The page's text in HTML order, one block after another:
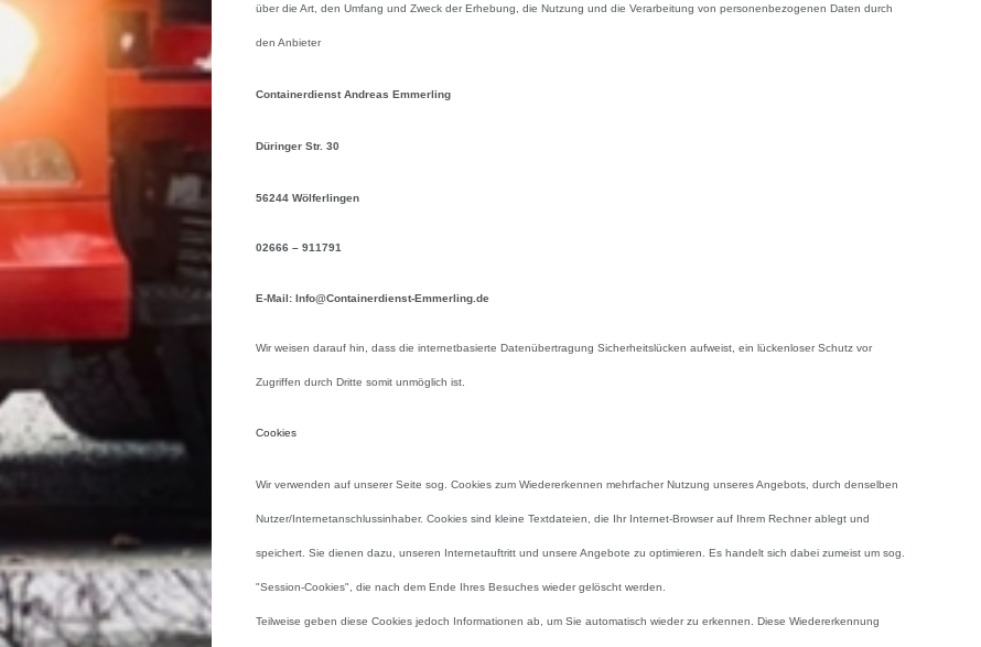
über die Art, den Umfang und Zweck der Erhebung, die Nutzung und die Verarbeitung von personenbezogenen Daten durch
den Anbieter
Containerdienst Andreas Emmerling
Düringer Str. 30
56244 Wölferlingen
02666 – 911791
E-Mail: Info@Containerdienst-Emmerling.de
Wir weisen darauf hin, dass die internetbasierte Datenübertragung Sicherheitslücken aufweist, ein lückenloser Schutz vor
Zugriffen durch Dritte somit unmöglich ist.
Cookies
Wir verwenden auf unserer Seite sog. Cookies zum Wiedererkennen mehrfacher Nutzung unseres Angebots, durch denselben
Nutzer/Internetanschlussinhaber. Cookies sind kleine Textdateien, die Ihr Internet-Browser auf Ihrem Rechner ablegt und
speichert. Sie dienen dazu, unseren Internetauftritt und unsere Angebote zu optimieren. Es handelt sich dabei zumeist um sog.
"Session-Cookies", die nach dem Ende Ihres Besuches wieder gelöscht werden.
Teilweise geben diese Cookies jedoch Informationen ab, um Sie automatisch wieder zu erkennen. Diese Wiedererkennung